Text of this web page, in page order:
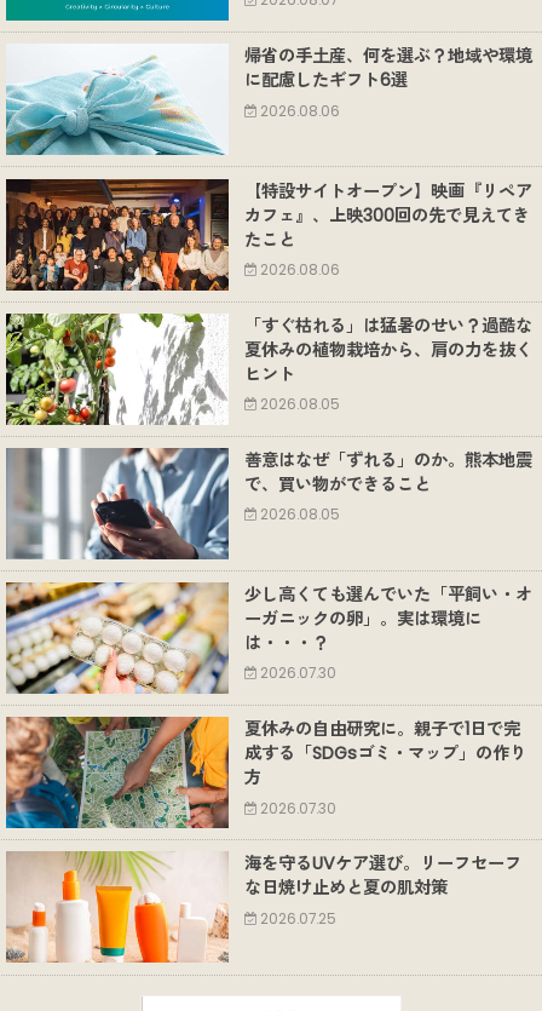
帰省の手土産、何を選ぶ？地域や環境
に配慮したギフト6選
2026.08.06
【特設サイトオープン】映画『リペア
カフェ』、上映300回の先で見えてき
たこと
2026.08.06
「すぐ枯れる」は猛暑のせい？過酷な
夏休みの植物栽培から、肩の力を抜く
ヒント
2026.08.05
善意はなぜ「ずれる」のか。熊本地震
で、買い物ができること
2026.08.05
少し高くても選んでいた「平飼い・オ
ーガニックの卵」。実は環境に
は・・・？
2026.07.30
夏休みの自由研究に。親子で1日で完
成する「SDGsゴミ・マップ」の作り
方
2026.07.30
海を守るUVケア選び。リーフセーフ
な日焼け止めと夏の肌対策
2026.07.25